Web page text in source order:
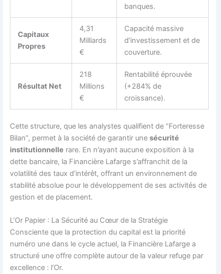
banques.
Capitaux
Propres
4,31
Milliards
€
Capacité massive
d’investissement et de
couverture.
Résultat Net
218
Millions
€
Rentabilité éprouvée
(+284% de
croissance).
Cette structure, que les analystes qualifient de “Forteresse
Bilan”, permet à la société de garantir unesécurité
institutionnelle rare. En n’ayant aucune exposition à la
dette bancaire, la Financière Lafarge s’affranchit de la
volatilité des taux d’intérêt, offrant un environnement de
stabilité absolue pour le développement de ses activités de
gestion et de placement.
L’Or Papier : La Sécurité au Cœur de la Stratégie
Consciente que la protection du capital est la priorité
numéro une dans le cycle actuel, la Financière Lafarge a
structuré une offre complète autour de la valeur refuge par
excellence : l’Or.